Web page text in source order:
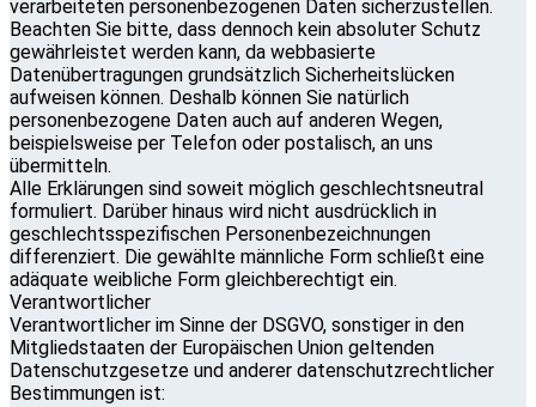
verarbeiteten personenbezogenen Daten sicherzustellen.
Beachten Sie bitte, dass dennoch kein absoluter Schutz
gewährleistet werden kann, da webbasierte
Datenübertragungen grundsätzlich Sicherheitslücken
aufweisen können. Deshalb können Sie natürlich
personenbezogene Daten auch auf anderen Wegen,
beispielsweise per Telefon oder postalisch, an uns
übermitteln.
Alle Erklärungen sind soweit möglich geschlechtsneutral
formuliert. Darüber hinaus wird nicht ausdrücklich in
geschlechtsspezifischen Personenbezeichnungen
differenziert. Die gewählte männliche Form schließt eine
adäquate weibliche Form gleichberechtigt ein.
Verantwortlicher
Verantwortlicher im Sinne der DSGVO, sonstiger in den
Mitgliedstaaten der Europäischen Union geltenden
Datenschutzgesetze und anderer datenschutzrechtlicher
Bestimmungen ist: